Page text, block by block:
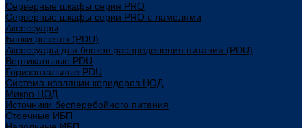
Серверные шкафы серия PRO
Серверные шкафы серии PRO с ламелями
Аксессуары
Блоки розеток (PDU)
Аксессуары для блоков распределения питания (PDU)
Вертикальные PDU
Горизонтальные PDU
Система изоляции коридоров ЦОД
Микро ЦОД
Источники бесперебойного питания
Стоечные ИБП